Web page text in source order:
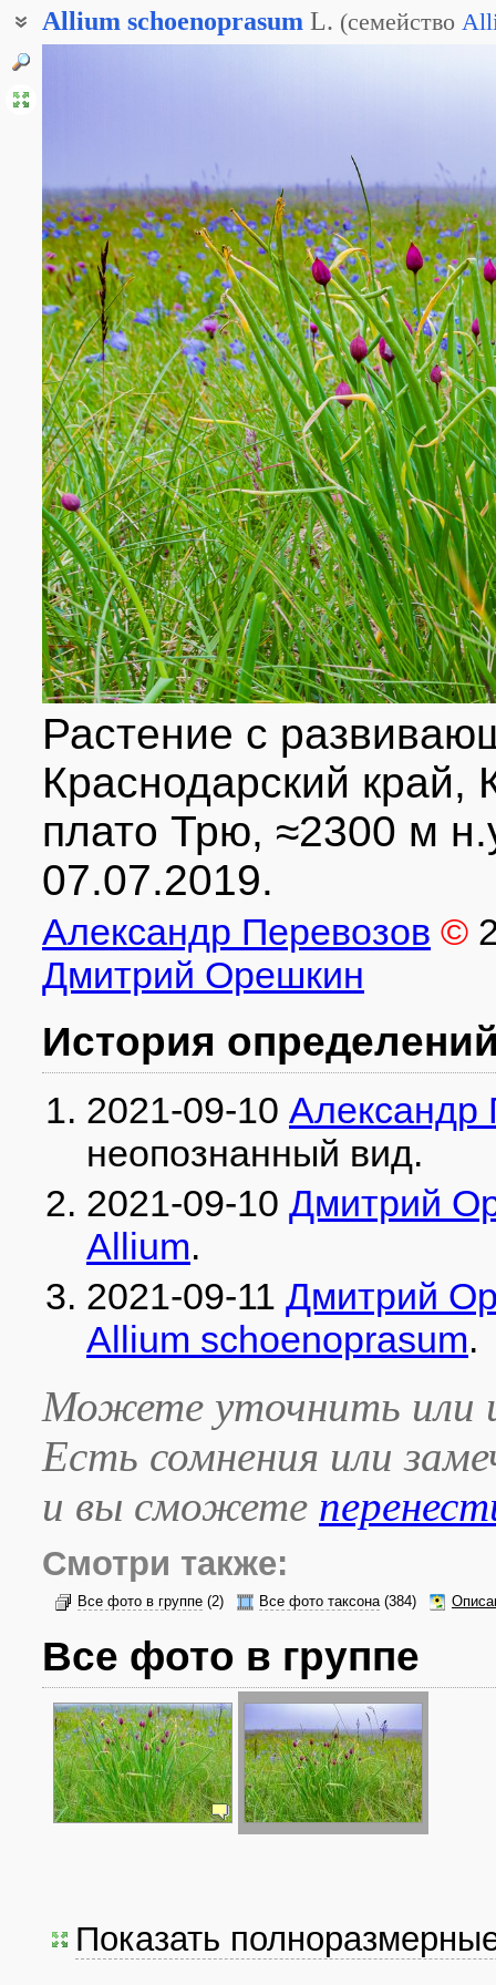
Allium schoenoprasum L. (семейство
Растение с
Краснодарский край,
плато Трю, ≈2300 м
07.07.2019.
Александр Перевозов ©
Дмитрий Орешкин
История
2021-09-10 Александр
неопознанный вид.
2021-09-10 Дмитрий
Allium.
2021-09-11 Дмитрий
Allium schoenoprasum.
Можете уточнить или
Есть сомнения или
и вы сможете
Смотри также:
Все фото в группе (2) Все фото таксона(384)
Все фото в группе
Показать